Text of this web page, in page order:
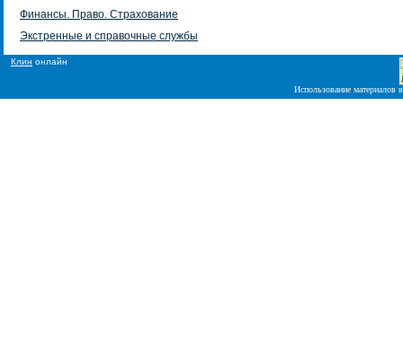
Финансы. Право. Страхование
Экстренные и справочные службы
Клин онлайн
Использование материалов